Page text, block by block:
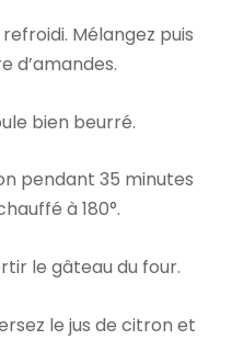
Mélangez puis
d’amandes.
bien beurré.
pendant 35 minutes
à 180°.
le gâteau du four.
le jus de citron et